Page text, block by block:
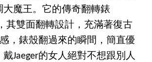
大魔王。它的傳奇翻轉錶
，其雙面翻轉設計，充滿著復古
，錶殼翻過來的瞬間，簡直優
Jaeger的女人絕對不想跟別人